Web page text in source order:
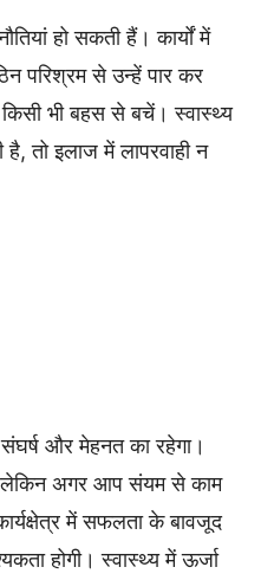
हो सकती हैं। कार्यों में
परिश्रम से उन्हें पार कर
भी बहस से बचें। स्वास्थ्य
है, तो इलाज में लापरवाही न
और मेहनत का रहेगा।
लेकिन अगर आप संयम से काम
में सफलता के बावजूद
होगी। स्वास्थ्य में ऊर्जा